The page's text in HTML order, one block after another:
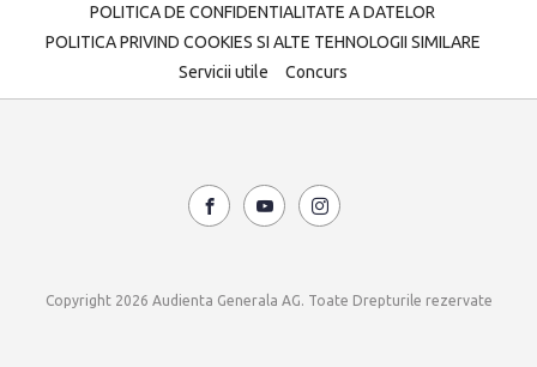
POLITICA DE CONFIDENTIALITATE A DATELOR
POLITICA PRIVIND COOKIES SI ALTE TEHNOLOGII SIMILARE
Servicii utile
Concurs
Copyright 2026 Audienta Generala AG. Toate Drepturile rezervate